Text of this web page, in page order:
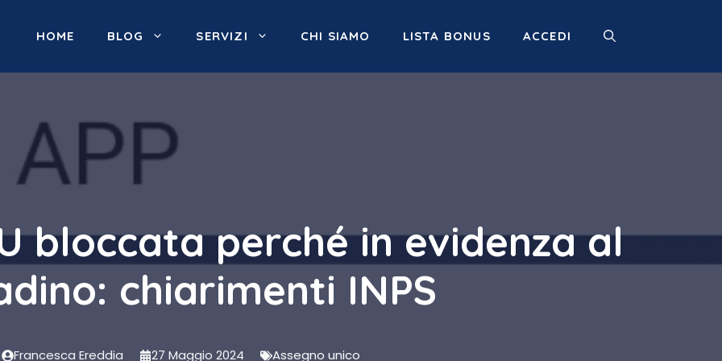
HOME BLOG SERVIZI CHI SIAMO LISTA BONUS ACCEDI
bloccata perché in evidenza al
chiarimenti INPS
Francesca Ereddia 27 Maggio 2024 Assegno unico